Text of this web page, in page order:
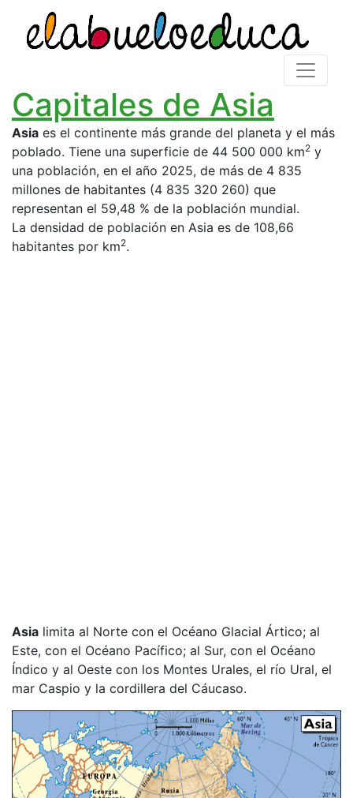
Capitales de Asia
Asia es el continente más grande del planeta y el más
poblado. Tiene una superficie de 44 500 000 km2 y
una población, en el año 2025, de más de 4 835
millones de habitantes (4 835 320 260) que
representan el 59,48 % de la población mundial.
La densidad de población en Asia es de 108,66
habitantes por km2.
Asia limita al Norte con el Océano Glacial Ártico; al
Este, con el Océano Pacífico; al Sur, con el Océano
Índico y al Oeste con los Montes Urales, el río Ural, el
mar Caspio y la cordillera del Cáucaso.